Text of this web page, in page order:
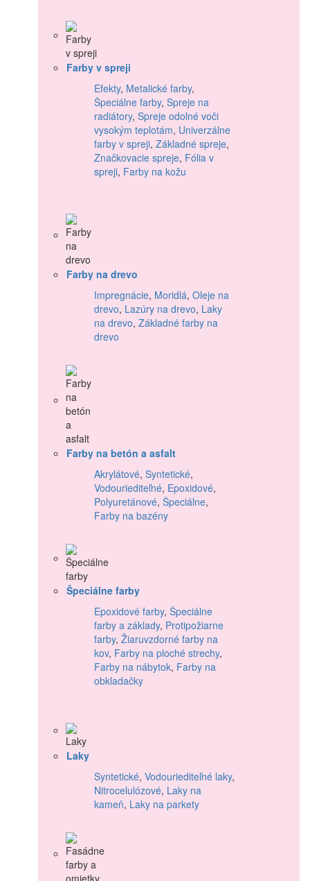
Farby v spreji
Efekty, Metalické farby,
Špeciálne farby, Spreje na
radiátory, Spreje odolné voči
vysokým teplotám, Univerzálne
farby v spreji, Základné spreje,
Značkovacie spreje, Fólia v
spreji, Farby na kožu
Farby na drevo
Impregnácie, Moridlá, Oleje na
drevo, Lazúry na drevo, Laky
na drevo, Základné farby na
drevo
Farby na betón a asfalt
Akrylátové, Syntetické,
Vodouriediteľné, Epoxidové,
Polyuretánové, Špeciálne,
Farby na bazény
Špeciálne farby
Epoxidové farby, Špeciálne
farby a základy, Protipožiarne
farby, Žiaruvzdorné farby na
kov, Farby na ploché strechy,
Farby na nábytok, Farby na
obkladačky
Laky
Syntetické, Vodouriediteľné laky,
Nitrocelulózové, Laky na
kameň, Laky na parkety